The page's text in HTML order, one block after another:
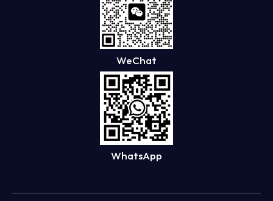
WeChat
WhatsApp